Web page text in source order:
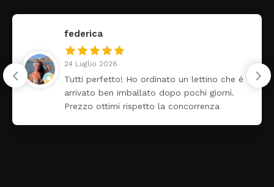
federica
24 Luglio 2026
Tutti perfetto! Ho ordinato un lettino che é
arrivato ben imballato dopo pochi giorni.
Prezzo ottimi rispetto la concorrenza